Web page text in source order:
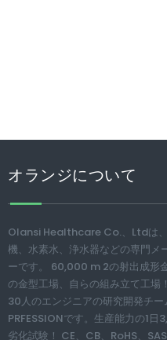
オランジについて
Olansi Healthcare Co.、Ltdは
機、水素水、浄水器などの専門メ
ーです。 60,000 m 2の射出成形
の金型工場、自らの組み立て工場
30人のエンジニアの研究開発チ
PRFESSIONです。生産能力の1
劣化試験！ CE、CB、RoHS、